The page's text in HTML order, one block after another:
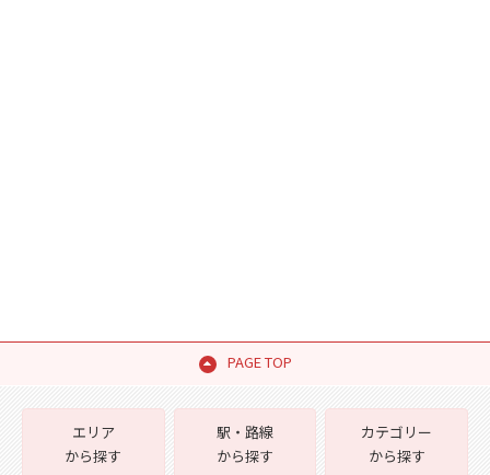
PAGE TOP
エリア
から探す
駅・路線
から探す
カテゴリー
から探す